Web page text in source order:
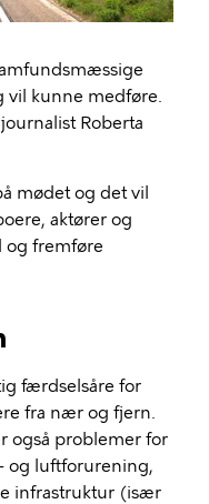
vil kunne medføre.
Roberta
mødet og det vil
aktører og
og fremføre
færdselsåre for
fra nær og fjern.
også problemer for
og luftforurening,
infrastruktur (især